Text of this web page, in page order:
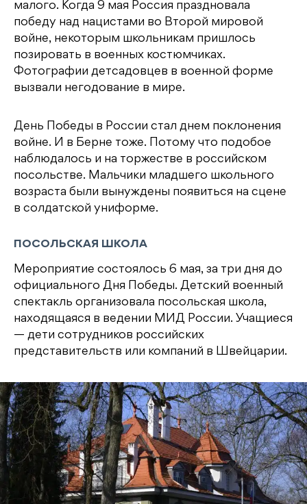
малого. Когда 9 мая Россия праздновала
победу над нацистами во Второй мировой
войне, некоторым школьникам пришлось
позировать в военных костюмчиках.
Фотографии детсадовцев в военной форме
вызвали негодование в мире.
День Победы в России стал днем поклонения
войне. И в Берне тоже. Потому что подобое
наблюдалось и на торжестве в российском
посольстве. Мальчики младшего школьного
возраста были вынуждены появиться на сцене
в солдатской униформе.
ПОСОЛЬСКАЯ ШКОЛА
Мероприятие состоялось 6 мая, за три дня до
официального Дня Победы. Детский военный
спектакль организовала посольская школа,
находящаяся в ведении МИД России. Учащиеся
— дети сотрудников российских
представительств или компаний в Швейцарии.